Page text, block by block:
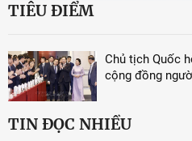
TIÊU ĐIỂM
Chủ tịch Quốc
cộng đồng
TIN ĐỌC NHIỀU